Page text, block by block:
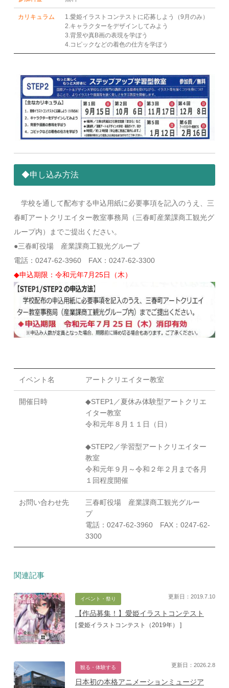
カリキュラム
1.愛姫イラストコンテストに応募しよう（9月のみ）
2.キャラクターをデザインしてみよう
3.背景や真B画の表現を学ぼう
4.コピックなどの着色の仕方を学ぼう
◆申し込み方法
学校を通して配布する申込用紙に必要事項を記入のうえ、三
春町アートクリエイター教室事務局（三春町産業課商工観光グ
ループ内）までご提出ください。
●三春町役場 産業課商工観光グループ
電話：0247-62-3960 FAX：0247-62-3300
◆申込期限：令和元年7月25日（木）
イベント名 アートクリエイター教室
開催日時
◆STEP1／夏休み体験型アートクリエ
イター教室
令和元年８月１１日（日）
◆STEP2／学習型アートクリエイター
教室
令和元年９月～令和２年２月まで各月
１回程度開催
お問い合わせ先
三春町役場 産業課商工観光グルー
プ
電話：0247-62-3960 FAX：0247-62-
3300
関連記事
イベント・祭り
【作品募集！】愛姫イラストコンテスト
[ 愛姫イラストコンテスト（2019年） ]
更新日：2019.7.10
観る・体験する
日本初の本格アニメーションミュージア
更新日：2026.2.8